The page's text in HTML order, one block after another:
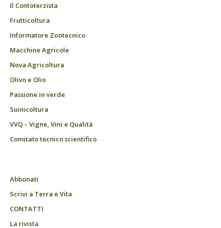
Il Contoterzista
Frutticoltura
Informatore Zootecnico
Macchine Agricole
Nova Agricoltura
Olivo e Olio
Passione in verde
Suinicoltura
VVQ – Vigne, Vini e Qualità
Comitato tecnico scientifico
Abbonati
Scrivi a Terra e Vita
CONTATTI
La rivista